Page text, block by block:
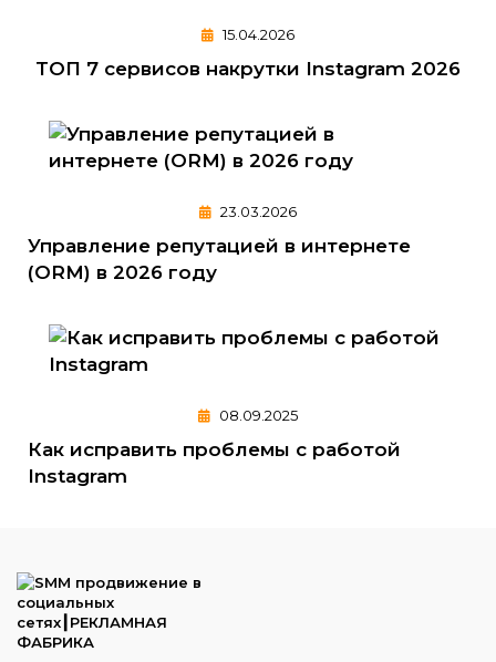
15.04.2026
ТОП 7 сервисов накрутки Instagram 2026
23.03.2026
Управление репутацией в интернете
(ORM) в 2026 году
08.09.2025
Как исправить проблемы с работой
Instagram